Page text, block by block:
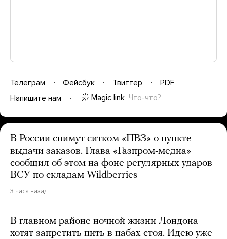
Телеграм Фейсбук Твиттер
PDF
Напишите нам
Magic link Что-что?
В России снимут ситком «ПВЗ» о пункте
выдачи заказов. Глава «Газпром-медиа»
сообщил об этом на фоне регулярных ударов
ВСУ по складам Wildberries
3 часа назад
В главном районе ночной жизни Лондона
хотят запретить пить в пабах стоя. Идею уже